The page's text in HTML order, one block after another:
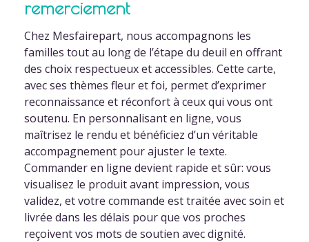
remerciement
Chez Mesfairepart, nous accompagnons les
familles tout au long de l’étape du deuil en offrant
des choix respectueux et accessibles. Cette carte,
avec ses thèmes fleur et foi, permet d’exprimer
reconnaissance et réconfort à ceux qui vous ont
soutenu. En personnalisant en ligne, vous
maîtrisez le rendu et bénéficiez d’un véritable
accompagnement pour ajuster le texte.
Commander en ligne devient rapide et sûr: vous
visualisez le produit avant impression, vous
validez, et votre commande est traitée avec soin et
livrée dans les délais pour que vos proches
reçoivent vos mots de soutien avec dignité.